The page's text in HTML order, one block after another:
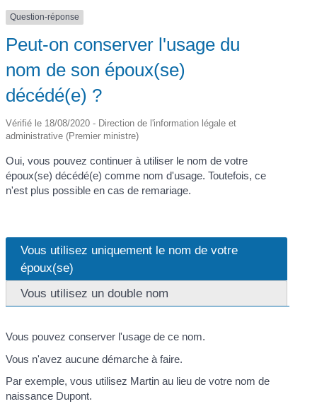
Question-réponse
Peut-on conserver l'usage du
nom de son époux(se)
décédé(e) ?
Vérifié le 18/08/2020 - Direction de l'information légale et
administrative (Premier ministre)
Oui, vous pouvez continuer à utiliser le nom de votre
époux(se) décédé(e) comme nom d'usage. Toutefois, ce
n'est plus possible en cas de remariage.
Vous utilisez uniquement le nom de votre
époux(se)
Vous utilisez un double nom
Vous pouvez conserver l'usage de ce nom.
Vous n'avez aucune démarche à faire.
Par exemple, vous utilisez Martin au lieu de votre nom de
naissance Dupont.